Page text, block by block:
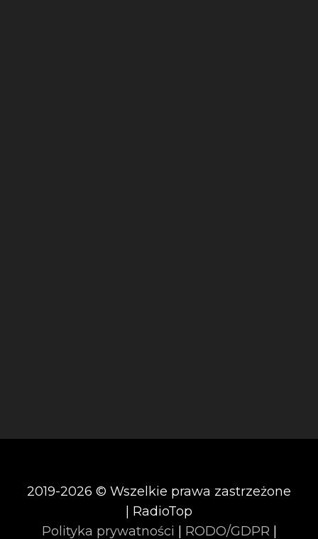
2019-2026 © Wszelkie prawa zastrzeżone
| RadioTop
Polityka prywatności
RODO/GDPR